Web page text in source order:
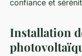
confiance et
Installation